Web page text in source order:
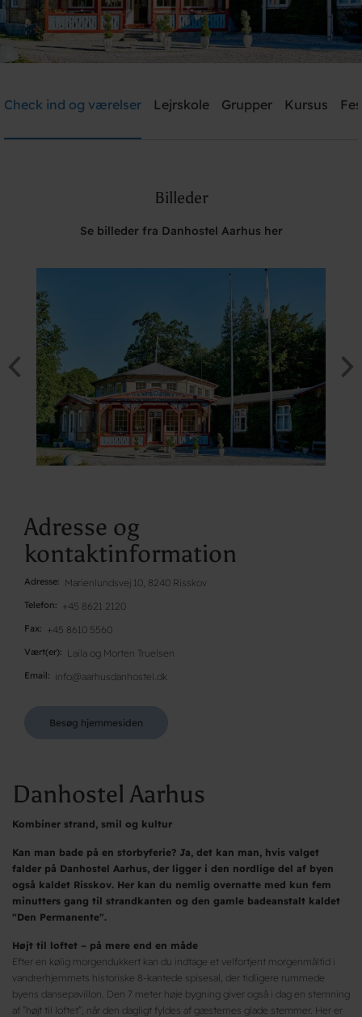
Brug for hjælp? Ring+45 8621 2120
Check ind og værelser Lejrskole Grupper Kursus
Billeder
Se billeder fra Danhostel Aarhus her
Adresse og
kontaktinformation
Adresse Marienlundsvej 10, 8240 Risskov
Telefon +45 8621 2120
Fax +45 8610 5560
Vært(er) Laila og Morten Truelsen
Email info@aarhusdanhostel.dk
Besøg hjemmesiden
Danhostel Aarhus
Kombiner strand, smil og kultur
Kan man bade på en storbyferie? Ja, det kan man, hvis valget
falder på Danhostel Aarhus, der ligger i den nordlige del af byen
også kaldet Risskov. Her kan du nemlig overnatte med kun fem
minutters gang til strandkanten og den gamle badeanstalt kaldet
"Den Permanente".
Højt til loftet – på mere end en måde
Efter en kølig morgendukkert kan du indtage et velfortjent morgenmåltid i
vandrerhjemmets historiske 8-kantede spisesal, der tidligere rummede
byens dansepavillon. Den 7 meter høje bygning giver også i dag en stemning
af ”højt til loftet”, når den dagligt fyldes af gæsternes glade stemmer. Her er